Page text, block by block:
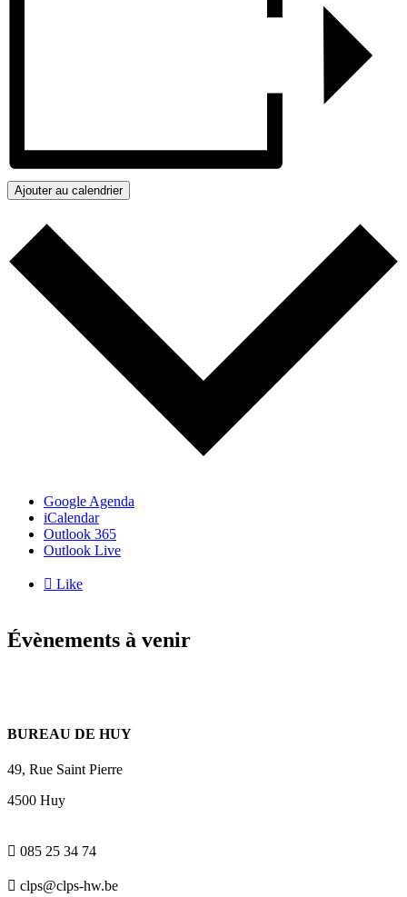
Ajouter au calendrier
Google Agenda
iCalendar
Outlook 365
Outlook Live
 Like
Évènements à venir
BUREAU DE HUY
49, Rue Saint Pierre
4500 Huy
 085 25 34 74
 clps@clps-hw.be